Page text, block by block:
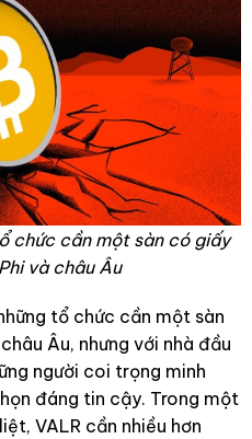
chức cần một sàn có giấy
và châu Âu
tổ chức cần một sàn
Âu, nhưng với nhà đầu
người coi trọng minh
đáng tin cậy. Trong một
VALR cần nhiều hơn